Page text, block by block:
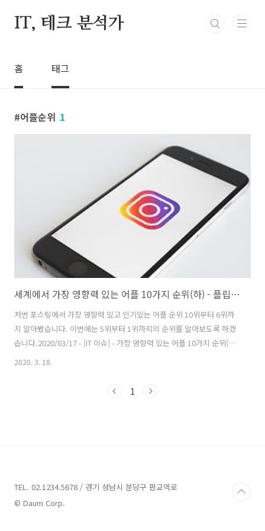
IT, 테크 분석가
홈 태그
어플순위 1
세계에서 가장 영향력 있는 어플 10가지 순위(하) - 플립보드, 인스타그램, 판도라, 구글맵스, 트위터
저번 포스팅에서 가장 영향력 있고 인기있는 어플 순위 10위부터 6위까
지 알아봤습니다. 이번에는 5위부터 1위까지의 순위를 알아보도록 하겠
습니다.2020/03/17 - [IT 이슈] - 가장 영향력 있는 어플 10가지 순위(상)
- 트립잇, 포트나이트, 듀오링고, 에버노트, 포켓몬고 5. 플립보드플립보
Android). 초기 앱 스토어 시대에는 거의 다른 어떤 앱보다도 많은 화제
2020. 3. 18.
1
TEL. 02.1234.5678 / 경기 성남시 분당구 판교역로
© Daum Corp.